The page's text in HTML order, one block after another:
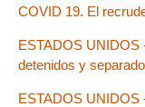
COVID 19. El
ESTADOS UNIDOS
detenidos y
ESTADOS UNIDOS